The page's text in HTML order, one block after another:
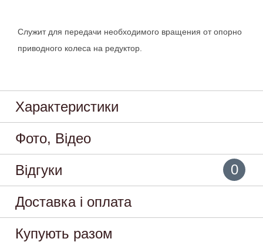
Служит для передачи необходимого вращения от опорно
приводного колеса на редуктор.
Характеристики
Фото, Відео
Відгуки
0
Доставка і оплата
Купують разом